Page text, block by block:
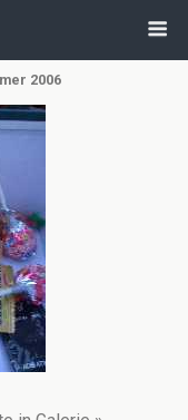
2006